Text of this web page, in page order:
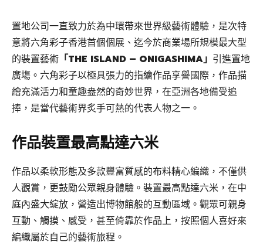
置地公司一直致力於為中環帶來世界級藝術體驗，是次特
意將六角彩子香港首個個展、迄今於商業場所規模最大型
的裝置藝術 「THE ISLAND – ONIGASHIMA」 引進置地
廣塲。六角彩子以極具張力的指繪作品享譽國際，作品描
繪充滿活力和童趣盎然的奇妙世界，在亞洲各地備受追
捧，是當代藝術界炙手可熱的代表人物之一。
作品裝置最高點達六米
作品以柔軟形態及多款豐富質感的布料精心編織，不僅供
人觀賞，更鼓勵公眾親身體驗。裝置最高點達六米，在中
庭內盛大綻放，營造出博物館般的互動區域。觀眾可親身
互動、觸摸、感受，甚至倚靠於作品上，按照個人喜好來
編織屬於自己的藝術旅程。